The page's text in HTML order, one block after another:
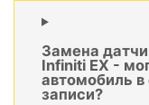
Замена
Infiniti EX -
автомобиль
записи?